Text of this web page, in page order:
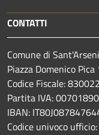
CONTATTI
Comune di
Piazza Domenico
Codice Fiscale:
Partita IVA:
IBAN:
Codice univoco